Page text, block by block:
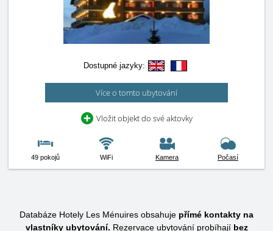
Dostupné jazyky:
Více o tomto ubytování
Vložit objekt do své aktovky
49 pokojů WiFi Kamera Počasí
Databáze Hotely Les Ménuires obsahuje přímé kontakty na
vlastníky ubytování. Rezervace ubytování probíhají bez